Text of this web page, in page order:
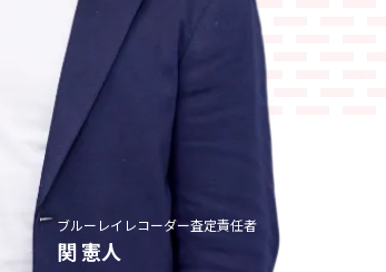
ブルーレイレコーダー査定責任者
関 憲人